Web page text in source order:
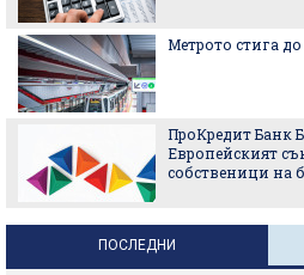
Метрото стига до
ПроКредит Банк
Европейският
собственици на
ПОСЛЕДНИ